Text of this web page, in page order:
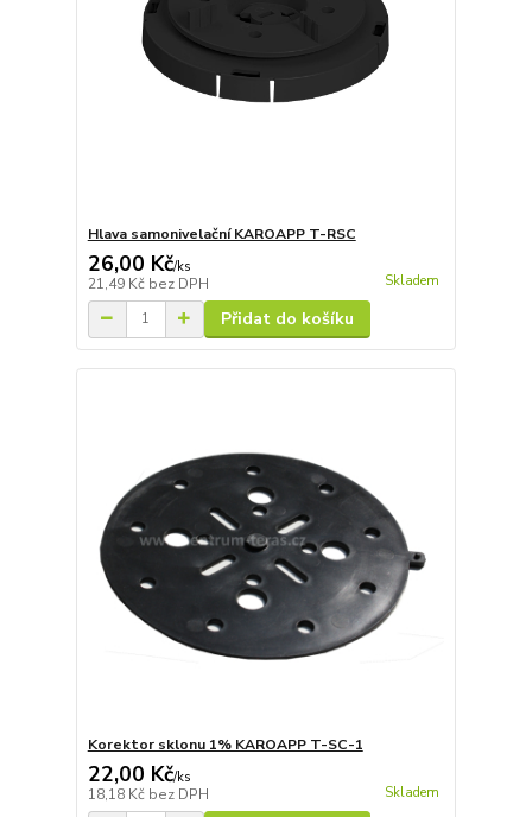
Hlava samonivelační KAROAPP T-RSC
26,00 Kč/ks
21,49 Kč bez DPH Skladem
Přidat do košíku
Korektor sklonu 1% KAROAPP T-SC-1
22,00 Kč/ks
18,18 Kč bez DPH Skladem